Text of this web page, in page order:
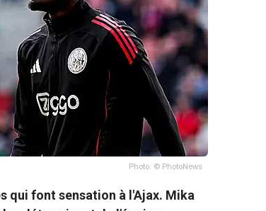
Photo: © PhotoNews
qui font sensation à l'Ajax. Mika